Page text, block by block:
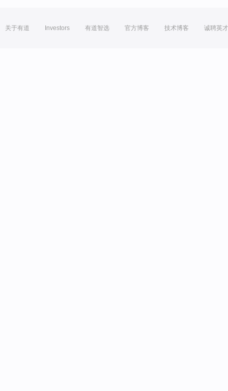
关于有道 Investors 有道智选 官方博客 技术博客 诚聘英才